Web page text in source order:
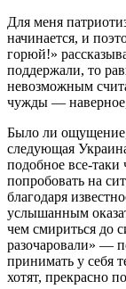
Для меня
начинается, и
горюй!»
поддержали, то
невозможным
чужды —
Было ли ощущение,
следующая
подобное все-таки
попробовать на
благодаря
услышанным
чем смириться до
разочаровали» —
принимать у себя
хотят, прекрасно